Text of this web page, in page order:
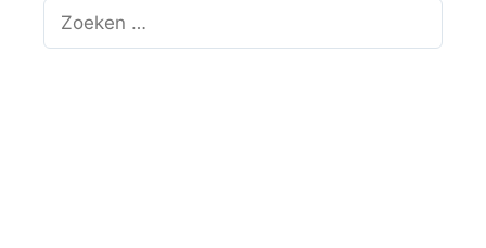
Zoek